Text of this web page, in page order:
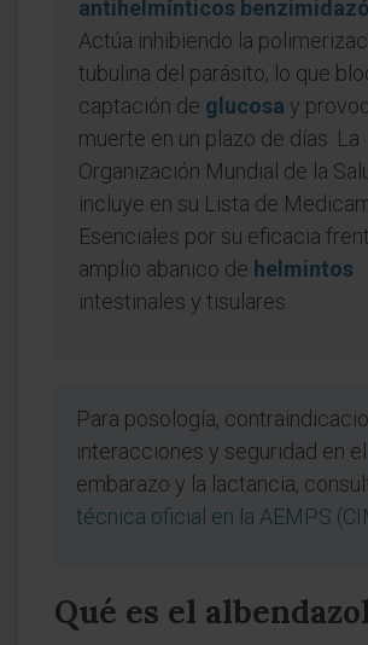
antihelmínticos
Actúa inhibiendo la
tubulina del parásito, lo que
captación de glucosa y
muerte en un plazo de días. La
Organización Mundial de la
incluye en su Lista de
Esenciales por su eficacia
amplio abanico de helmintos
intestinales y tisulares.
Para posología,
interacciones y seguridad en el
embarazo y la lactancia,
técnica oficial en la AEMPS
Qué es el